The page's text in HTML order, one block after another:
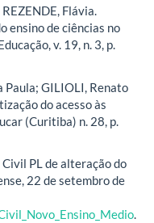
Flávia.
ensino de ciências no
v. 19, n. 3, p.
Paula; GILIOLI, Renato
do acesso às
(Curitiba) n. 28, p.
PL de alteração do
22 de setembro de
.